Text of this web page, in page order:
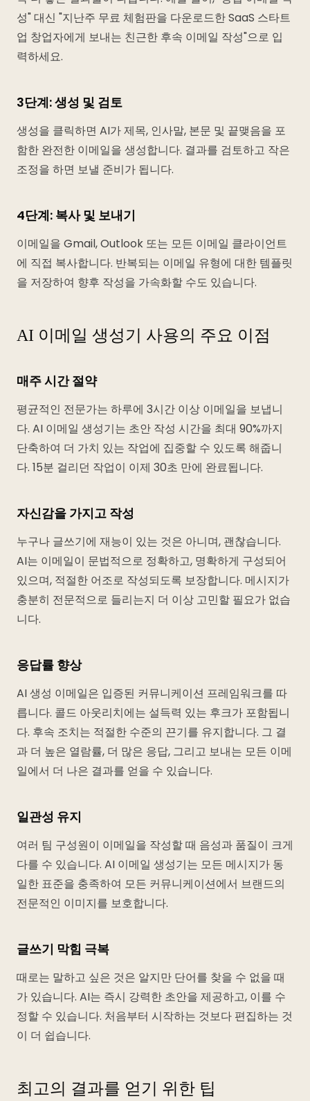
성" 대신 "지난주 무료 체험판을 다운로드한 SaaS 스타트
업 창업자에게 보내는 친근한 후속 이메일 작성"으로 입
력하세요.
3단계: 생성 및 검토
생성을 클릭하면 AI가 제목, 인사말, 본문 및 끝맺음을 포
함한 완전한 이메일을 생성합니다. 결과를 검토하고 작은
조정을 하면 보낼 준비가 됩니다.
4단계: 복사 및 보내기
이메일을 Gmail, Outlook 또는 모든 이메일 클라이언트
에 직접 복사합니다. 반복되는 이메일 유형에 대한 템플릿
을 저장하여 향후 작성을 가속화할 수도 있습니다.
AI 이메일 생성기 사용의 주요 이점
매주 시간 절약
평균적인 전문가는 하루에 3시간 이상 이메일을 보냅니
다. AI 이메일 생성기는 초안 작성 시간을 최대 90%까지
단축하여 더 가치 있는 작업에 집중할 수 있도록 해줍니
다. 15분 걸리던 작업이 이제 30초 만에 완료됩니다.
자신감을 가지고 작성
누구나 글쓰기에 재능이 있는 것은 아니며, 괜찮습니다.
AI는 이메일이 문법적으로 정확하고, 명확하게 구성되어
있으며, 적절한 어조로 작성되도록 보장합니다. 메시지가
충분히 전문적으로 들리는지 더 이상 고민할 필요가 없습
니다.
응답률 향상
AI 생성 이메일은 입증된 커뮤니케이션 프레임워크를 따
릅니다. 콜드 아웃리치에는 설득력 있는 후크가 포함됩니
다. 후속 조치는 적절한 수준의 끈기를 유지합니다. 그 결
과 더 높은 열람률, 더 많은 응답, 그리고 보내는 모든 이메
일에서 더 나은 결과를 얻을 수 있습니다.
일관성 유지
여러 팀 구성원이 이메일을 작성할 때 음성과 품질이 크게
다를 수 있습니다. AI 이메일 생성기는 모든 메시지가 동
일한 표준을 충족하여 모든 커뮤니케이션에서 브랜드의
전문적인 이미지를 보호합니다.
글쓰기 막힘 극복
때로는 말하고 싶은 것은 알지만 단어를 찾을 수 없을 때
가 있습니다. AI는 즉시 강력한 초안을 제공하고, 이를 수
정할 수 있습니다. 처음부터 시작하는 것보다 편집하는 것
이 더 쉽습니다.
최고의 결과를 얻기 위한 팁